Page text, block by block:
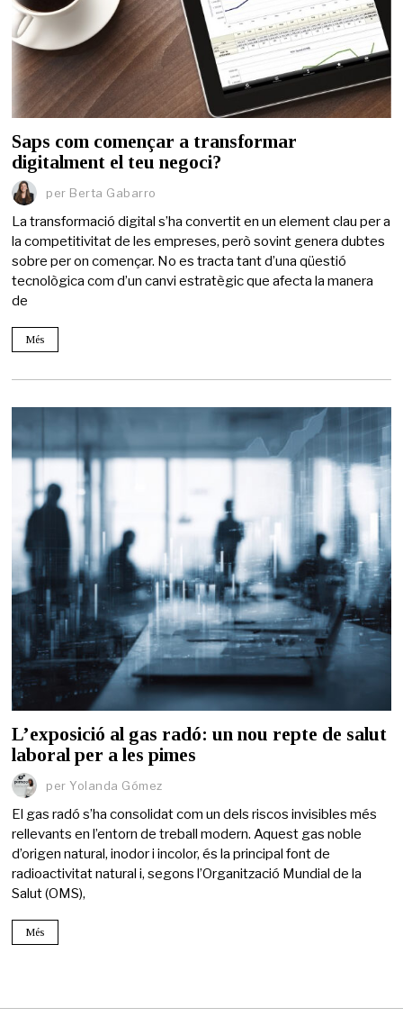
Saps com començar a transformar
digitalment el teu negoci?
per Berta Gabarro
La transformació digital s’ha convertit en un element clau per a
la competitivitat de les empreses, però sovint genera dubtes
sobre per on començar. No es tracta tant d’una qüestió
tecnològica com d’un canvi estratègic que afecta la manera
de
Més
L’exposició al gas radó: un nou repte de salut
laboral per a les pimes
per Yolanda Gómez
El gas radó s’ha consolidat com un dels riscos invisibles més
rellevants en l’entorn de treball modern. Aquest gas noble
d’origen natural, inodor i incolor, és la principal font de
radioactivitat natural i, segons l’Organització Mundial de la
Salut (OMS),
Més